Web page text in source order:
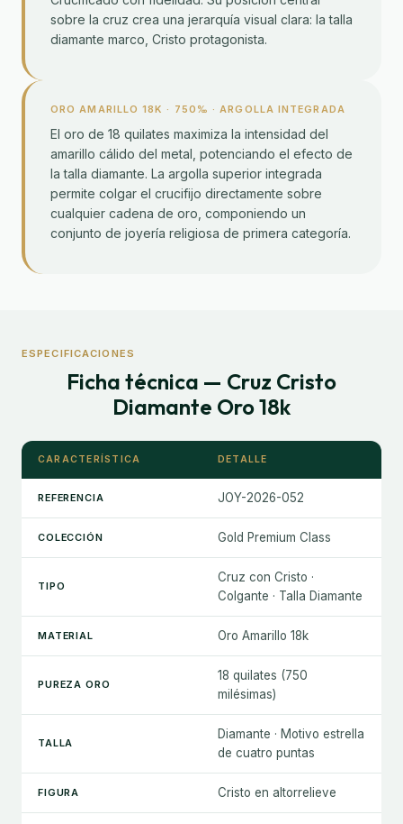
sobre la cruz crea una jerarquía visual clara: la talla
diamante marco, Cristo protagonista.
ORO AMARILLO 18K · 750‰ · ARGOLLA INTEGRADA
El oro de 18 quilates maximiza la intensidad del
amarillo cálido del metal, potenciando el efecto de
la talla diamante. La argolla superior integrada
permite colgar el crucifijo directamente sobre
cualquier cadena de oro, componiendo un
conjunto de joyería religiosa de primera categoría.
ESPECIFICACIONES
Ficha técnica — Cruz Cristo
Diamante Oro 18k
CARACTERÍSTICA DETALLE
REFERENCIA JOY-2026-052
COLECCIÓN Gold Premium Class
TIPO
Cruz con Cristo ·
Colgante · Talla Diamante
MATERIAL Oro Amarillo 18k
PUREZA ORO
18 quilates (750
milésimas)
TALLA
Diamante · Motivo estrella
de cuatro puntas
FIGURA Cristo en altorrelieve